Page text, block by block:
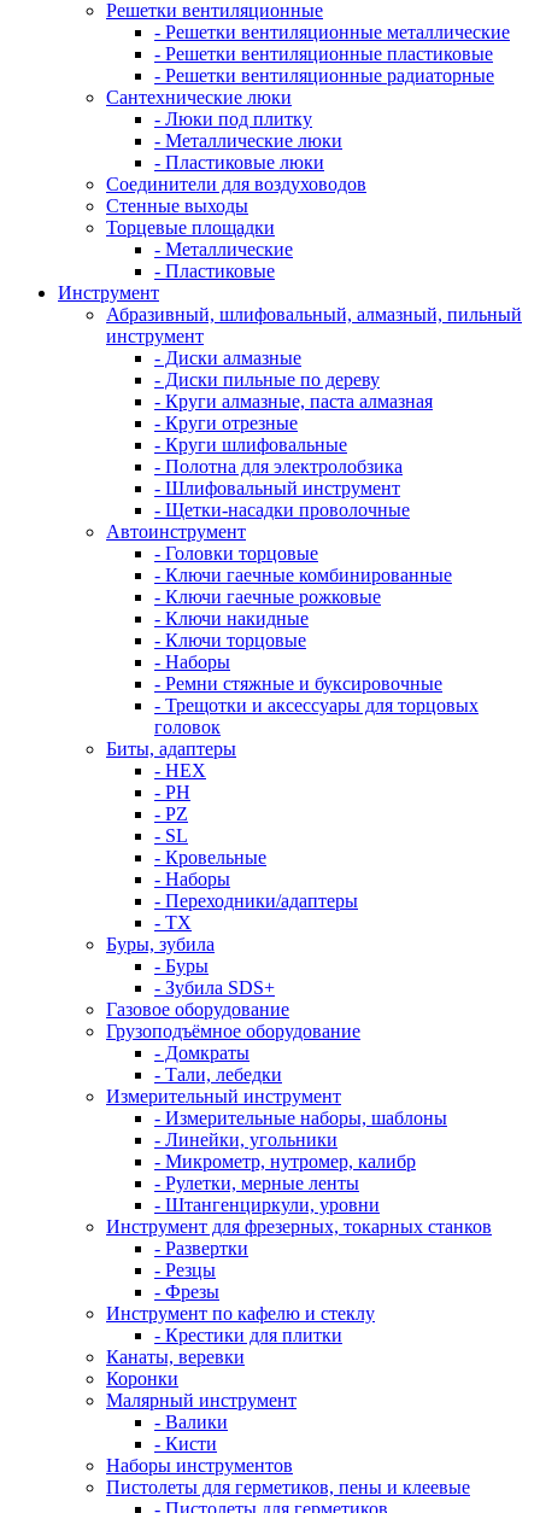
Решетки вентиляционные
- Решетки вентиляционные металлические
- Решетки вентиляционные пластиковые
- Решетки вентиляционные радиаторные
Сантехнические люки
- Люки под плитку
- Металлические люки
- Пластиковые люки
Соединители для воздуховодов
Стенные выходы
Торцевые площадки
- Металлические
- Пластиковые
Инструмент
Абразивный, шлифовальный, алмазный, пильный
инструмент
- Диски алмазные
- Диски пильные по дереву
- Круги алмазные, паста алмазная
- Круги отрезные
- Круги шлифовальные
- Полотна для электролобзика
- Шлифовальный инструмент
- Щетки-насадки проволочные
Автоинструмент
- Головки торцовые
- Ключи гаечные комбинированные
- Ключи гаечные рожковые
- Ключи накидные
- Ключи торцовые
- Наборы
- Ремни стяжные и буксировочные
- Трещотки и аксессуары для торцовых
головок
Биты, адаптеры
- HEX
- PH
- PZ
- SL
- Кровельные
- Наборы
- Переходники/адаптеры
- ТX
Буры, зубила
- Буры
- Зубила SDS+
Газовое оборудование
Грузоподъёмное оборудование
- Домкраты
- Тали, лебедки
Измерительный инструмент
- Измерительные наборы, шаблоны
- Линейки, угольники
- Микрометр, нутромер, калибр
- Рулетки, мерные ленты
- Штангенциркули, уровни
Инструмент для фрезерных, токарных станков
- Развертки
- Резцы
- Фрезы
Инструмент по кафелю и стеклу
- Крестики для плитки
Канаты, веревки
Коронки
Малярный инструмент
- Валики
- Кисти
Наборы инструментов
Пистолеты для герметиков, пены и клеевые
- Пистолеты для герметиков